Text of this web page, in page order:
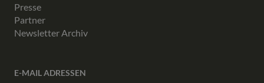
Presse
Partner
Newsletter Archiv
E-MAIL ADRESSEN